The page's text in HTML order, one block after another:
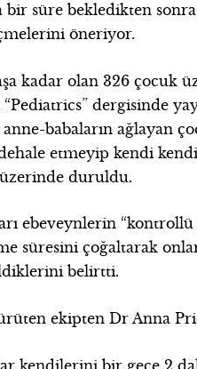
bir süre bekledikten
öneriyor.
kadar olan 326 çocuk
“Pediatrics” dergisinde
babaların ağlayan
etmeyip kendi
duruldu.
ebeveynlerin
süresini çoğaltarak
belirtti.
ekipten Dr Anna
kendilerini bir gece 2